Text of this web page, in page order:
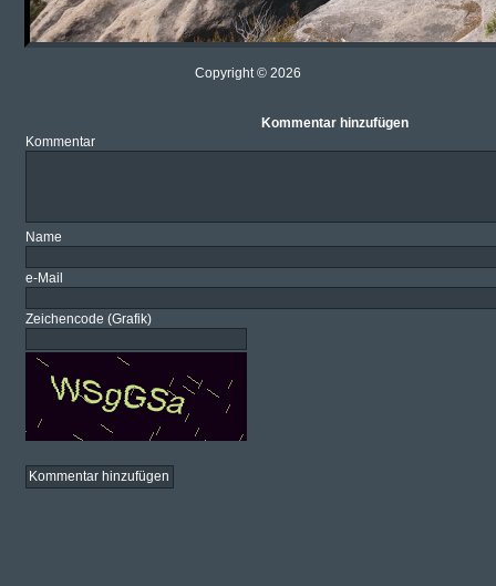
Copyright © 2026
Kommentar hinzufügen
Kommentar
Name
e-Mail
Zeichencode (Grafik)